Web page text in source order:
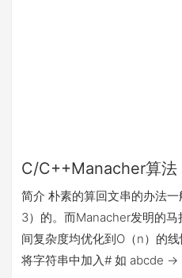
C/C++Manacher算法
串） 马拉车算法 模板
简介 朴素的算回文串的办法
3）的。而Manacher发明的
间复杂度均优化到O（n）的线
将字符串中加入# 如 abcde -